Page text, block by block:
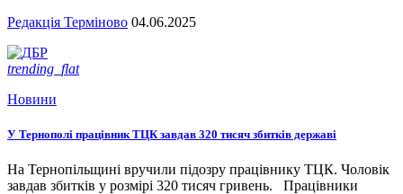
Редакція Терміново 04.06.2025
trending_flat
Новини
У Тернополі працівник ТЦК завдав 320 тисяч збитків державі
На Тернопільщині вручили підозру працівнику ТЦК. Чоловік
завдав збитків у розмірі 320 тисяч гривень. Працівники